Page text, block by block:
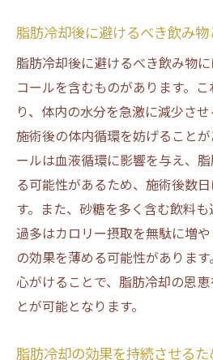
脂肪冷却後に避けるべき飲み
脂肪冷却後に避けるべき飲み物
コールを含むものがあります。
り、体内の水分を急激に減少させ
施術後の体内循環を妨げること
ールは血液循環に影響を与え、
る可能性があるため、施術後数
す。また、砂糖を多く含む飲料
過多はカロリー摂取を無駄に増
の効果を薄める可能性がありま
心がけることで、脂肪冷却の恩
とが可能となります。
脂肪冷却の効果を持続させる